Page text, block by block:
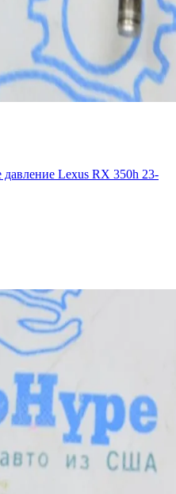
Lexus RX 350h 23-